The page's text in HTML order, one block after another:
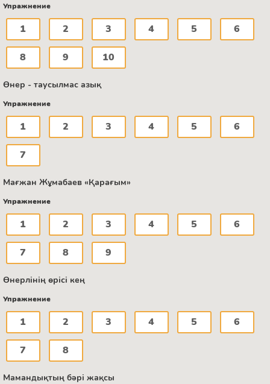
Упражнение
1 2 3 4 5 6
8 9 10
Өнер - таусылмас азық
Упражнение
1 2 3 4 5 6
7
Мағжан Жұмабаев «Қарағым»
Упражнение
1 2 3 4 5 6
7 8 9
Өнерлінің өрісі кең
Упражнение
1 2 3 4 5 6
7 8
Мамандықтың бәрі жақсы